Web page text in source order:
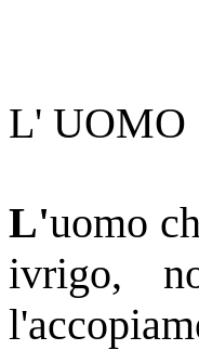
L' UOMO
L'uomo
ivrigo,